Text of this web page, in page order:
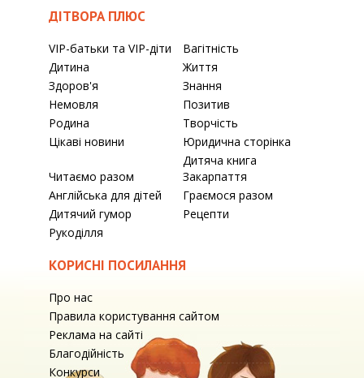
ДІТВОРА ПЛЮС
VIP-батьки та VIP-діти
Вагітність
Дитина
Життя
Здоров'я
Знання
Немовля
Позитив
Родина
Творчість
Цікаві новини
Юридична сторінка
Читаємо разом
Дитяча книга
Закарпаття
Англійська для дітей
Граємося разом
Дитячий гумор
Рецепти
Рукоділля
КОРИСНІ ПОСИЛАННЯ
Про нас
Правила користування сайтом
Реклама на сайті
Благодійність
Конкурси